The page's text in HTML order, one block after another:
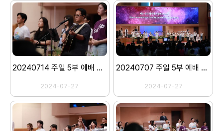
20240714 주일 5부 에배 스케치
2024-07-27
20240707 주일 5부 예배 스케치
2024-07-27